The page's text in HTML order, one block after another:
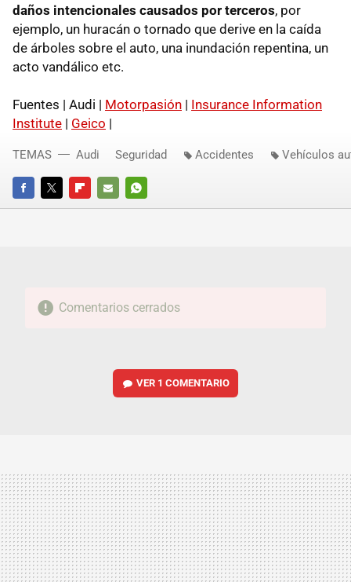
daños intencionales causados por terceros, por
ejemplo, un huracán o tornado que derive en la caída
de árboles sobre el auto, una inundación repentina, un
acto vandálico etc.
Fuentes | Audi | Motorpasión | Insurance Information
Institute | Geico |
FACEBOOKTWITTERFLIPBOARD
E-
WHATSAPP
TEMAS Audi Seguridad Accidentes Vehículos
Comentarios cerrados
VER 1 COMENTARIO